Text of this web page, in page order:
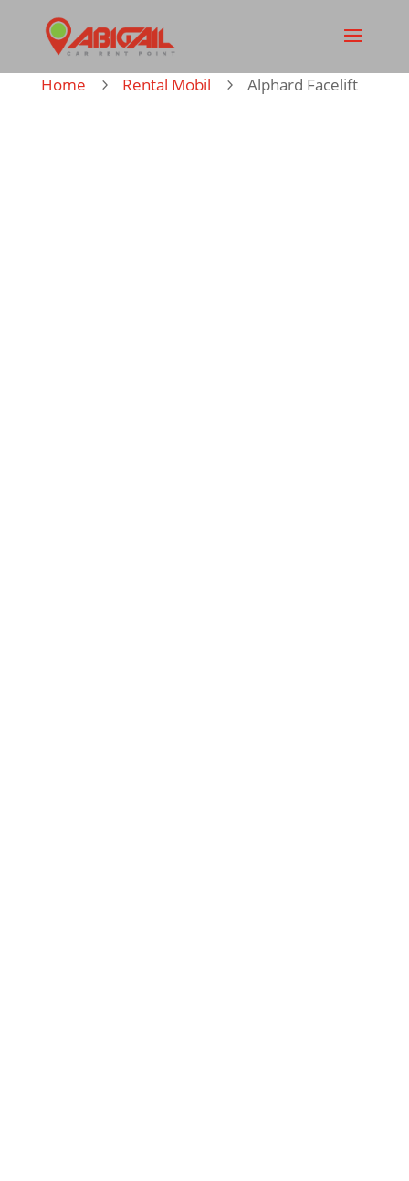
Home 5 Rental Mobil 5 Alphard Facelift